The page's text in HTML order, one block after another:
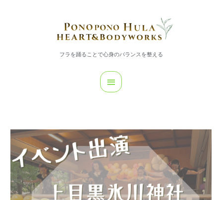
フラを踊ることで心身のバランスを整える
イ
ニ